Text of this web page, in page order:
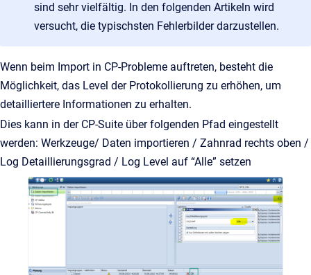
sind sehr vielfältig. In den folgenden Artikeln wird
versucht, die typischsten Fehlerbilder darzustellen.
Wenn beim Import in CP-Probleme auftreten, besteht die
Möglichkeit, das Level der Protokollierung zu erhöhen, um
detailliertere Informationen zu erhalten.
Dies kann in der CP-Suite über folgenden Pfad eingestellt
werden: Werkzeuge/ Daten importieren / Zahnrad rechts oben /
Log Detaillierungsgrad / Log Level auf “Alle” setzen